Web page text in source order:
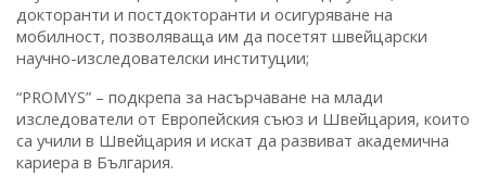
докторанти и постдокторанти и осигуряване на
мобилност, позволяваща им да посетят швейцарски
научно-изследователски институции;
“PROMYS” – подкрепа за насърчаване на млади
изследователи от Европейския съюз и Швейцария, които
са учили в Швейцария и искат да развиват академична
кариера в България.